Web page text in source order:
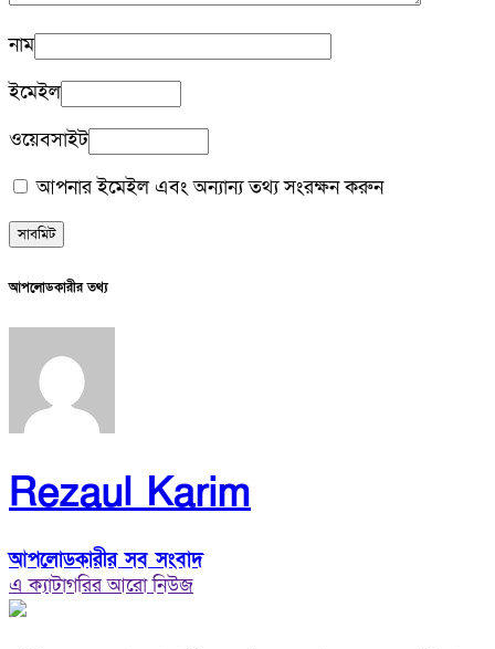
নাম
ইমেইল
ওয়েবসাইট
আপনার ইমেইল এবং অন্যান্য তথ্য সংরক্ষন করুন
আপলোডকারীর তথ্য
Rezaul Karim
আপলোডকারীর সব সংবাদ
এ ক্যাটাগরির আরো নিউজ